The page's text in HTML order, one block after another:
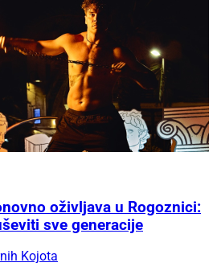
oživljava u Rogoznici:
sve generacije
Kojota